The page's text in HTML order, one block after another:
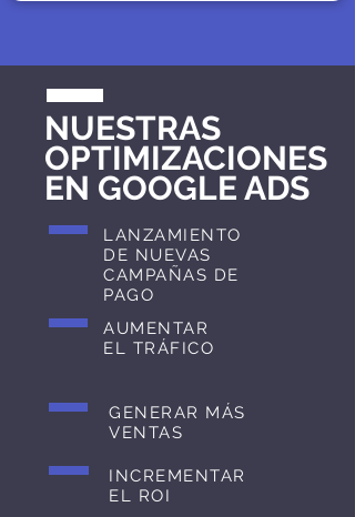
NUESTRAS
OPTIMIZACIONES
EN GOOGLE ADS
LANZAMIENTO
DE NUEVAS
CAMPAÑAS DE
PAGO
AUMENTAR
EL TRÁFICO
GENERAR MÁS
VENTAS
INCREMENTAR
EL ROI